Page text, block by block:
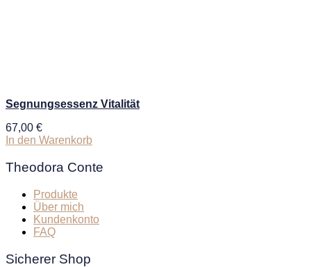
Segnungsessenz Vitalität
67,00 €
In den Warenkorb
Theodora Conte
Produkte
Über mich
Kundenkonto
FAQ
Sicherer Shop